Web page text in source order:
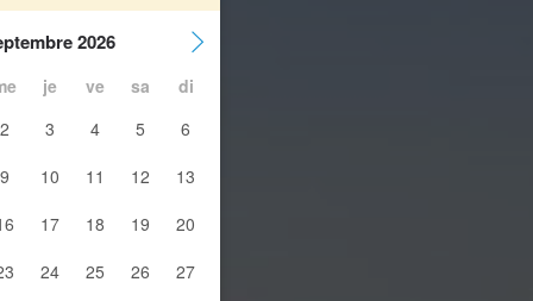
2026
je ve sa
di
2
3 4 5
6
9
10 11 12
13
17 18 19
20
24 25 26 27